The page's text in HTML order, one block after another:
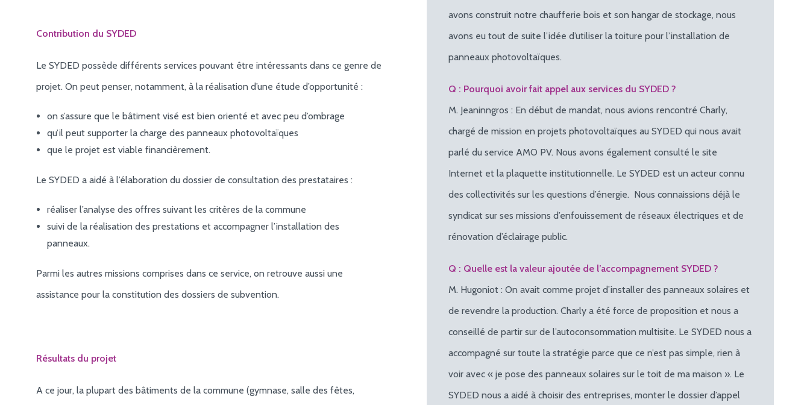
Contribution du SYDED
Le SYDED possède différents services pouvant être intéressants dans ce genre de
projet. On peut penser, notamment, à la réalisation d’une étude d’opportunité :
on s’assure que le bâtiment visé est bien orienté et avec peu d’ombrage
qu’il peut supporter la charge des panneaux photovoltaïques
que le projet est viable financièrement.
Le SYDED a aidé à l’élaboration du dossier de consultation des prestataires :
réaliser l’analyse des offres suivant les critères de la commune
suivi de la réalisation des prestations et accompagner l’installation des
panneaux.
Parmi les autres missions comprises dans ce service, on retrouve aussi une
assistance pour la constitution des dossiers de subvention.
Résultats du projet
A ce jour, la plupart des bâtiments de la commune (gymnase, salle des fêtes,
avons construit notre chaufferie bois et son hangar de stockage, nous
avons eu tout de suite l’idée d’utiliser la toiture pour l’installation de
panneaux photovoltaïques.
Q : Pourquoi avoir fait appel aux services du SYDED ?
M. Jeaninngros : En début de mandat, nous avions rencontré Charly,
chargé de mission en projets photovoltaïques au SYDED qui nous avait
parlé du service AMO PV. Nous avons également consulté le site
Internet et la plaquette institutionnelle. Le SYDED est un acteur connu
des collectivités sur les questions d’énergie. Nous connaissions déjà le
syndicat sur ses missions d’enfouissement de réseaux électriques et de
rénovation d’éclairage public.
Q : Quelle est la valeur ajoutée de l’accompagnement SYDED ?
M. Hugoniot : On avait comme projet d’installer des panneaux solaires et
de revendre la production. Charly a été force de proposition et nous a
conseillé de partir sur de l’autoconsommation multisite. Le SYDED nous a
accompagné sur toute la stratégie parce que ce n’est pas simple, rien à
voir avec « je pose des panneaux solaires sur le toit de ma maison ». Le
SYDED nous a aidé à choisir des entreprises, monter le dossier d’appel